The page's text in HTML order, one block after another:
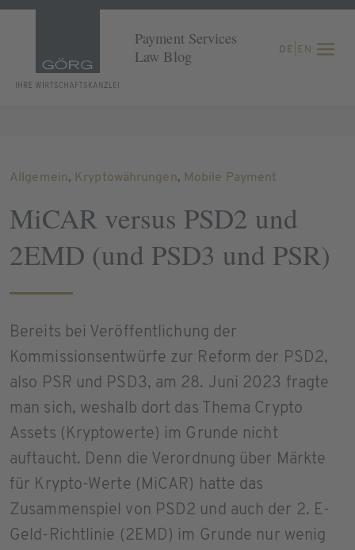
Payment Services
Law Blog
DE EN
Allgemein, Kryptowährungen, Mobile Payment
MiCAR versus PSD2 und
2EMD (und PSD3 und PSR)
Bereits bei Veröffentlichung der
Kommissionsentwürfe zur Reform der PSD2,
also PSR und PSD3, am 28. Juni 2023 fragte
man sich, weshalb dort das Thema Crypto
Assets (Kryptowerte) im Grunde nicht
auftaucht. Denn die Verordnung über Märkte
für Krypto-Werte (MiCAR) hatte das
Zusammenspiel von PSD2 und auch der 2. E-
Geld-Richtlinie (2EMD) im Grunde nur wenig